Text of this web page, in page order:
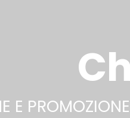
E